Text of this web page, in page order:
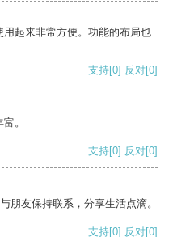
起来非常方便。功能的布局也
支持[0] 反对[0]
。
支持[0] 反对[0]
朋友保持联系，分享生活点滴。
支持[0] 反对[0]